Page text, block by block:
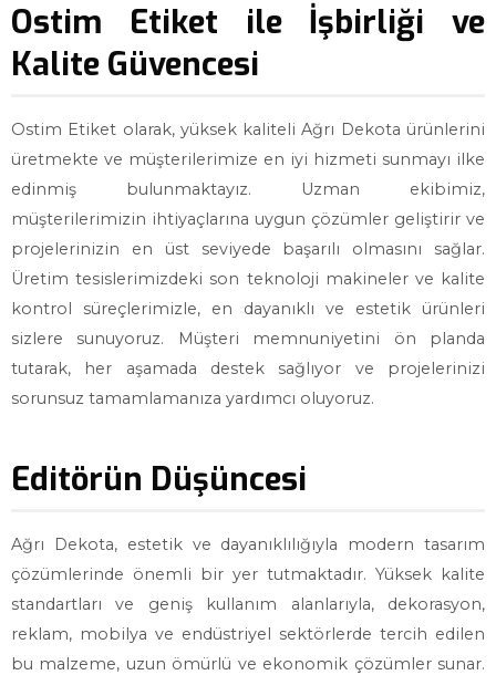
Ostim Etiket ile İşbirliği ve
Kalite Güvencesi
Ostim Etiket olarak, yüksek kaliteli Ağrı Dekota ürünlerini
üretmekte ve müşterilerimize en iyi hizmeti sunmayı ilke
edinmiş bulunmaktayız. Uzman ekibimiz,
müşterilerimizin ihtiyaçlarına uygun çözümler geliştirir ve
projelerinizin en üst seviyede başarılı olmasını sağlar.
Üretim tesislerimizdeki son teknoloji makineler ve kalite
kontrol süreçlerimizle, en dayanıklı ve estetik ürünleri
sizlere sunuyoruz. Müşteri memnuniyetini ön planda
tutarak, her aşamada destek sağlıyor ve projelerinizi
sorunsuz tamamlamanıza yardımcı oluyoruz.
Editörün Düşüncesi
Ağrı Dekota, estetik ve dayanıklılığıyla modern tasarım
çözümlerinde önemli bir yer tutmaktadır. Yüksek kalite
standartları ve geniş kullanım alanlarıyla, dekorasyon,
reklam, mobilya ve endüstriyel sektörlerde tercih edilen
bu malzeme, uzun ömürlü ve ekonomik çözümler sunar.